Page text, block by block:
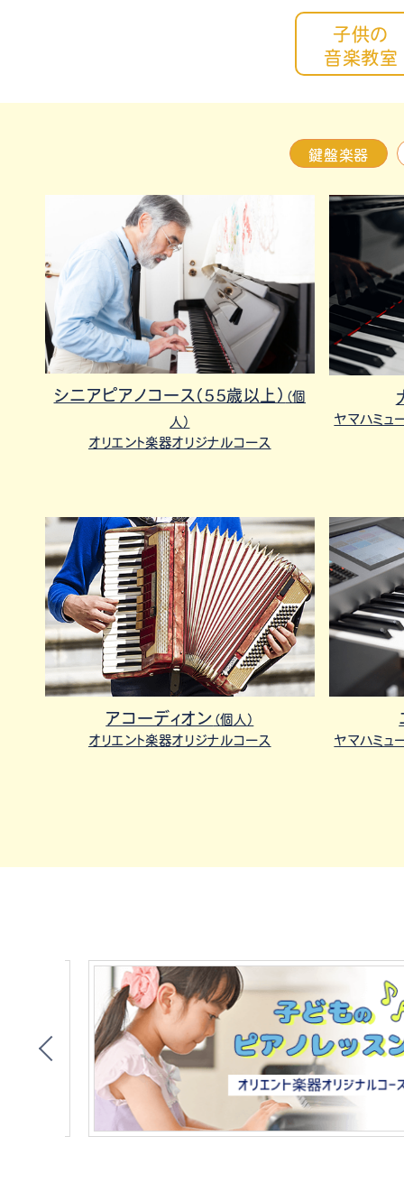
子供の
音楽教室
鍵盤楽器
シニアピアノコース（55歳以上） （個
人）
オリエント楽器オリジナルコース
ヤマハミュ
アコーディオン （個人）
オリエント楽器オリジナルコース
ヤマハミュ